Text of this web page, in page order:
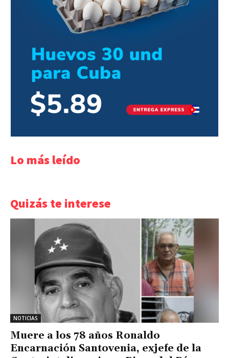
Lo más leído
Quizás te interese
NOTICIAS
Muere a los 78 años Ronaldo
Encarnación Santovenia, exjefe de la